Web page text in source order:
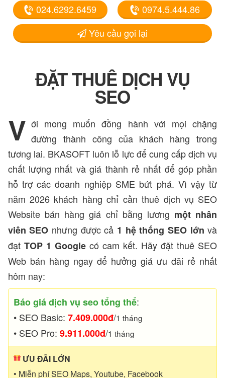
024.6292.6459
0974.5.444.86
Yêu cầu gọi lại
ĐẶT THUÊ DỊCH VỤ
SEO
V ới mong muốn đồng hành với mọi chặng
đường thành công của khách hàng trong
tương lai. BKASOFT luôn lỗ lực để cung cấp dịch vụ
chất lượng nhất và giá thành rẻ nhất để góp phần
hỗ trợ các doanh nghiệp SME bứt phá. Vì vậy từ
năm 2026 khách hàng chỉ cần thuê dịch vụ SEO
Website bán hàng giá chỉ bằng lương một nhân
viên SEO nhưng được cả 1 hệ thống SEO lớn và
đạt TOP 1 Googlecó cam kết. Hãy đặt thuê SEO
Web bán hàng ngay để hưởng giá ưu đãi rẻ nhất
hôm nay:
Báo giá dịch vụ seo tổng thể:
• SEO Basic: 7.409.000đ/1 tháng
• SEO Pro: 9.911.000đ/1 tháng
ƯU ĐÃI LỚN
• Miễn phí SEO Maps, Youtube, Facebook